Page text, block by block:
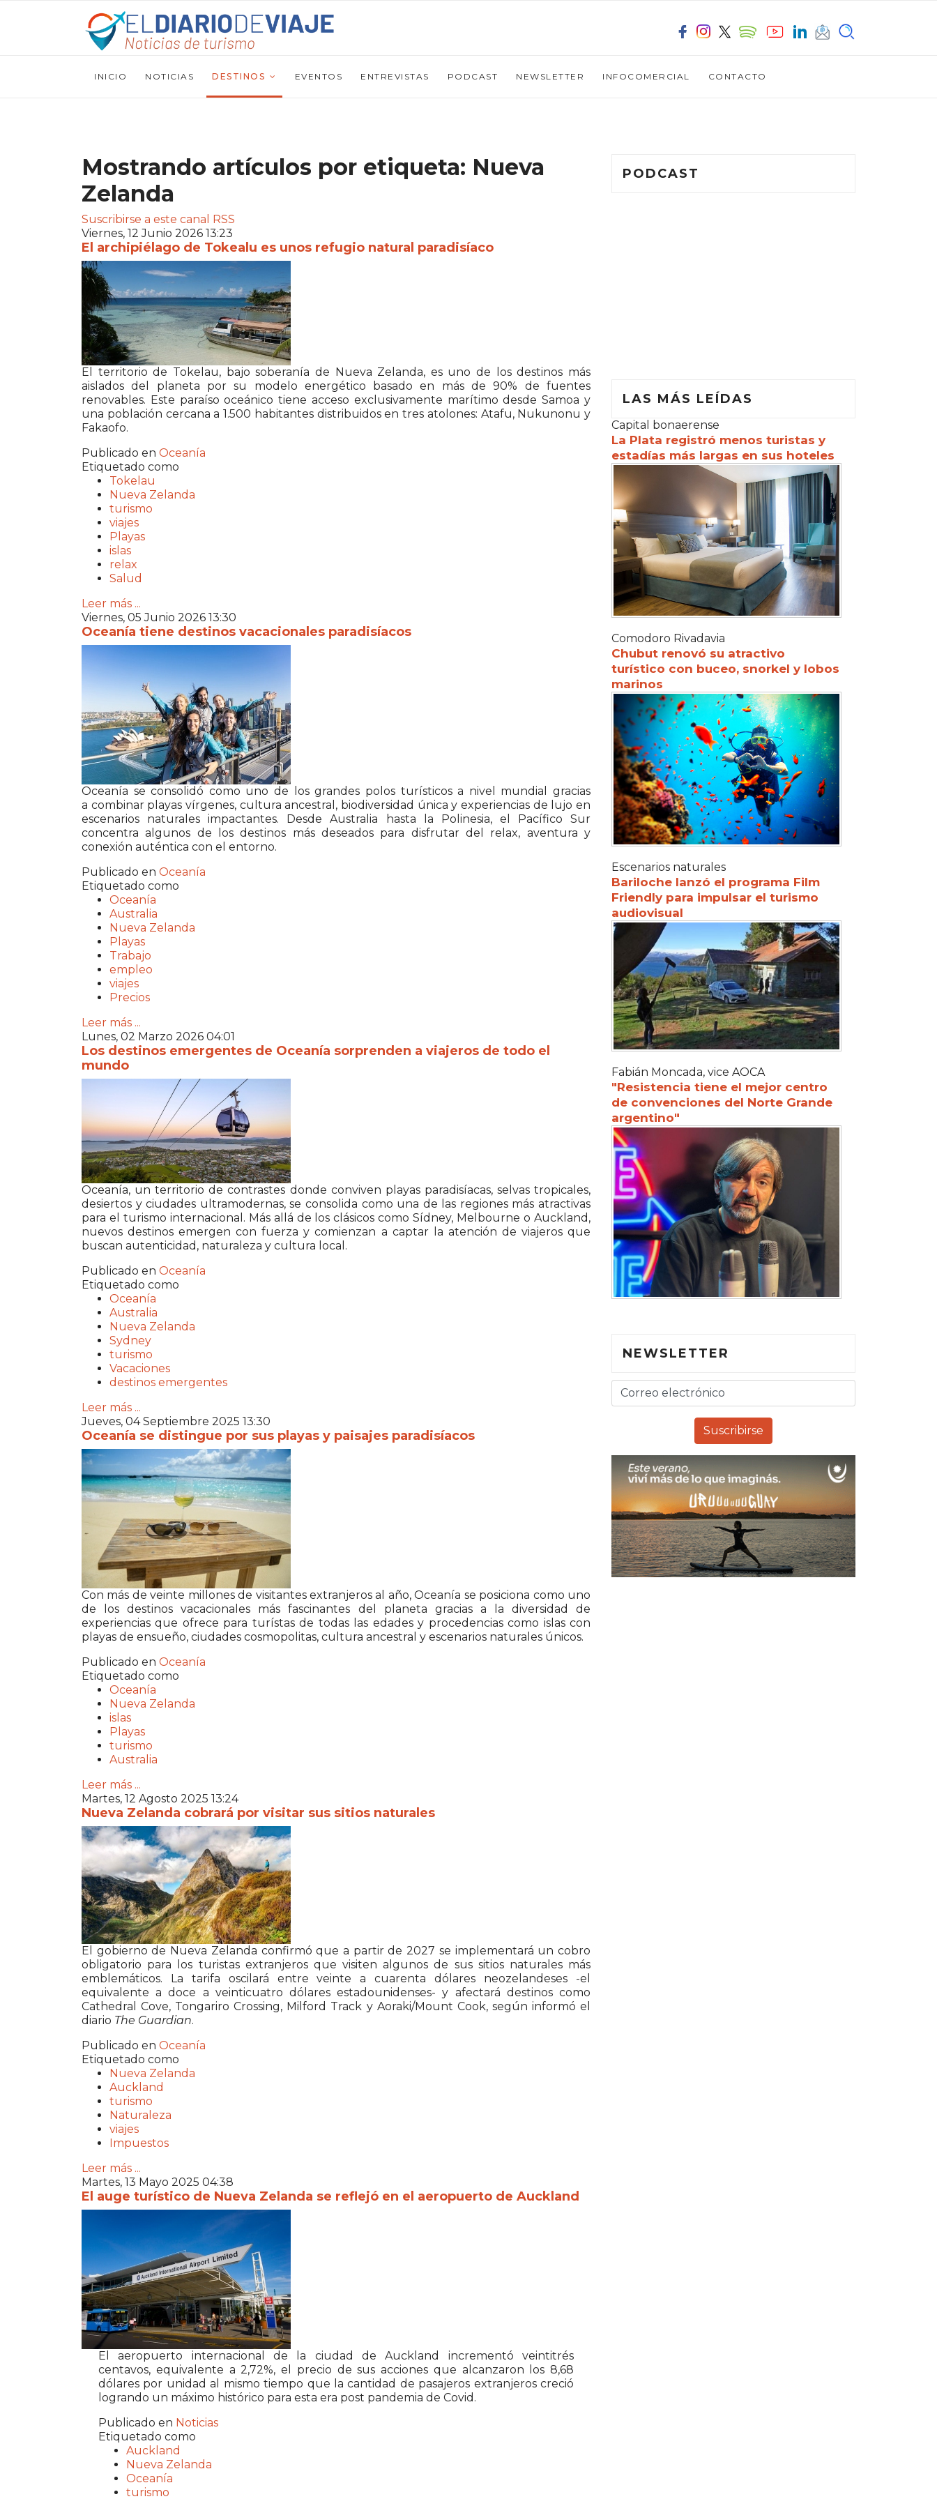
INICIO NOTICIAS DESTINOS EVENTOS ENTREVISTAS PODCAST NEWSLETTER INFOCOMERCIAL CONTACTO
Mostrando artículos por etiqueta: Nueva
Zelanda
Suscribirse a este canal RSS
Viernes, 12 Junio 2026 13:23
El archipiélago de Tokealu es unos refugio natural paradisíaco
El territorio de Tokelau, bajo soberanía de Nueva Zelanda, es uno de los destinos más
aislados del planeta por su modelo energético basado en más de 90% de fuentes
renovables. Este paraíso oceánico tiene acceso exclusivamente marítimo desdeSamoa y
una población cercana a 1.500 habitantes distribuidos en tres atolones: Atafu, Nukunonu y
Fakaofo.
Publicado en Oceanía
Etiquetado como
Tokelau
Nueva Zelanda
turismo
viajes
Playas
islas
relax
Salud
Leer más ...
Viernes, 05 Junio 2026 13:30
Oceanía tiene destinos vacacionales paradisíacos
Oceanía se consolidó como uno de los grandes polos turísticos a nivel mundial gracias
a combinar playas vírgenes, cultura ancestral, biodiversidad única y experiencias de lujo en
escenarios naturales impactantes. Desde Australia hasta la Polinesia, el Pacífico Sur
concentra algunos de los destinos más deseados para disfrutar del relax, aventura y
conexión auténtica con el entorno.
Publicado en Oceanía
Etiquetado como
Oceanía
Australia
Nueva Zelanda
Playas
Trabajo
empleo
viajes
Precios
Leer más ...
Lunes, 02 Marzo 2026 04:01
Los destinos emergentes de Oceanía sorprenden a viajeros de todo el
mundo
Oceanía, un territorio de contrastes donde conviven playas paradisíacas, selvas tropicales,
desiertos y ciudades ultramodernas, se consolida como una de las regiones más atractivas
para el turismo internacional. Más allá de los clásicos como Sídney, Melbourne o Auckland,
nuevos destinos emergen con fuerza y comienzan a captar la atención de viajeros que
buscan autenticidad, naturaleza y cultura local.
Publicado en Oceanía
Etiquetado como
Oceanía
Australia
Nueva Zelanda
Sydney
turismo
Vacaciones
destinos emergentes
Leer más ...
Jueves, 04 Septiembre 2025 13:30
Oceanía se distingue por sus playas y paisajes paradisíacos
Con más de veinte millones de visitantes extranjeros al año, Oceanía se posiciona como uno
de los destinos vacacionales más fascinantes del planeta gracias a la diversidad de
experiencias que ofrece para turístas de todas las edades y procedencias como islas con
playas de ensueño, ciudades cosmopolitas, cultura ancestral y escenarios naturales únicos.
Publicado en Oceanía
Etiquetado como
Oceanía
Nueva Zelanda
islas
Playas
turismo
Australia
Leer más ...
Martes, 12 Agosto 2025 13:24
Nueva Zelanda cobrará por visitar sus sitios naturales
El gobierno de Nueva Zelanda confirmó que a partir de 2027 se implementará un cobro
obligatorio para los turistas extranjeros que visiten algunos de sus sitios naturales más
emblemáticos. La tarifa oscilará entre veinte a cuarenta dólares neozelandeses -el
equivalente a doce a veinticuatro dólares estadounidenses- y afectará destinos como
Cathedral Cove, Tongariro Crossing, Milford Track y Aoraki/Mount Cook, según informó el
diario The Guardian.
Publicado en Oceanía
Etiquetado como
Nueva Zelanda
Auckland
turismo
Naturaleza
viajes
Impuestos
Leer más ...
Martes, 13 Mayo 2025 04:38
El auge turístico de Nueva Zelanda se reflejó en el aeropuerto de Auckland
El aeropuerto internacional de la ciudad de Auckland incrementó veintitrés
centavos, equivalente a 2,72%, el precio de sus acciones que alcanzaron los 8,68
dólares por unidad al mismo tiempo que la cantidad de pasajeros extranjeros creció
logrando un máximo histórico para esta era post pandemia de Covid.
Publicado en Noticias
Etiquetado como
Auckland
Nueva Zelanda
Oceanía
turismo
PODCAST
LAS MÁS LEÍDAS
Capital bonaerense
La Plata registró menos turistas y
estadías más largas en sus hoteles
Comodoro Rivadavia
Chubut renovó su atractivo
turístico con buceo, snorkel y lobos
marinos
Escenarios naturales
Bariloche lanzó el programa Film
Friendly para impulsar el turismo
audiovisual
Fabián Moncada, vice AOCA
"Resistencia tiene el mejor centro
de convenciones del Norte Grande
argentino"
NEWSLETTER